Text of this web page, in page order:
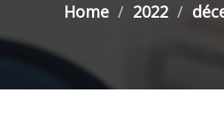
Home 2022